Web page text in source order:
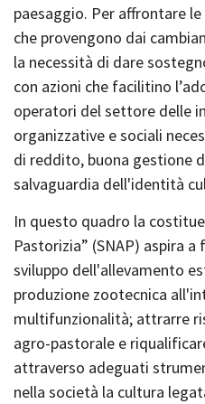
paesaggio. Per affrontare
che provengono dai
la necessità di dare
con azioni che facilitino
operatori del settore delle
organizzative e sociali
di reddito, buona gestione
salvaguardia dell'identità
In questo quadro la
Pastorizia” (SNAP) aspira
sviluppo dell'allevamento
produzione zootecnica
multifunzionalità; attrarre
agro-pastorale e
attraverso adeguati
nella società la cultura